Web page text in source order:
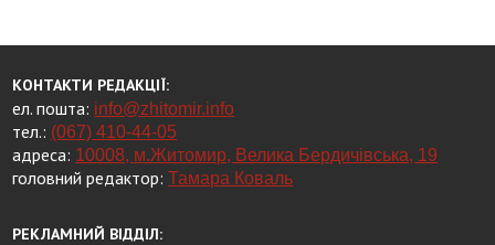
КОНТАКТИ РЕДАКЦІЇ:
ел. пошта: info@zhitomir.info
тел.: (067) 410-44-05
адреса: 10008, м.Житомир, Велика Бердичівська, 19
головний редактор:Тамара Коваль
РЕКЛАМНИЙ ВІДДІЛ: